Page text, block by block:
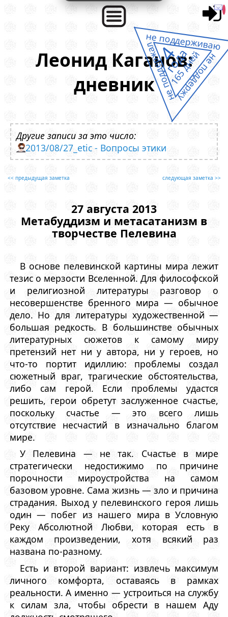
Леонид Каганов:
дневник
Другие записи за это число:
2013/08/27_etic - Вопросы этики
<< предыдущая заметка следующая заметка >>
27 августа 2013
Метабуддизм и метасатанизм в
творчестве Пелевина
В основе пелевинской картины мира лежит
тезис о мерзости Вселенной. Для философской
и религиозной литературы разговор о
несовершенстве бренного мира — обычное
дело. Но для литературы художественной —
большая редкость. В большинстве обычных
литературных сюжетов к самому миру
претензий нет ни у автора, ни у героев, но
что-то портит идиллию: проблемы создал
сюжетный враг, трагические обстоятельства,
либо сам герой. Если проблемы удастся
решить, герои обретут заслуженное счастье,
поскольку счастье — это всего лишь
отсутствие несчастий в изначально благом
мире.
У Пелевина — не так. Счастье в мире
стратегически недостижимо по причине
порочности мироустройства на самом
базовом уровне. Сама жизнь — зло и причина
страдания. Выход у пелевинского героя лишь
один — побег из нашего мира в Условную
Реку Абсолютной Любви, которая есть в
каждом произведении, хотя всякий раз
названа по-разному.
Есть и второй вариант: извлечь максимум
личного комфорта, оставаясь в рамках
реальности. А именно — устроиться на службу
к силам зла, чтобы обрести в нашем Аду
не поддержал
не поддерживаю
не поддержу
4
года
165 дней